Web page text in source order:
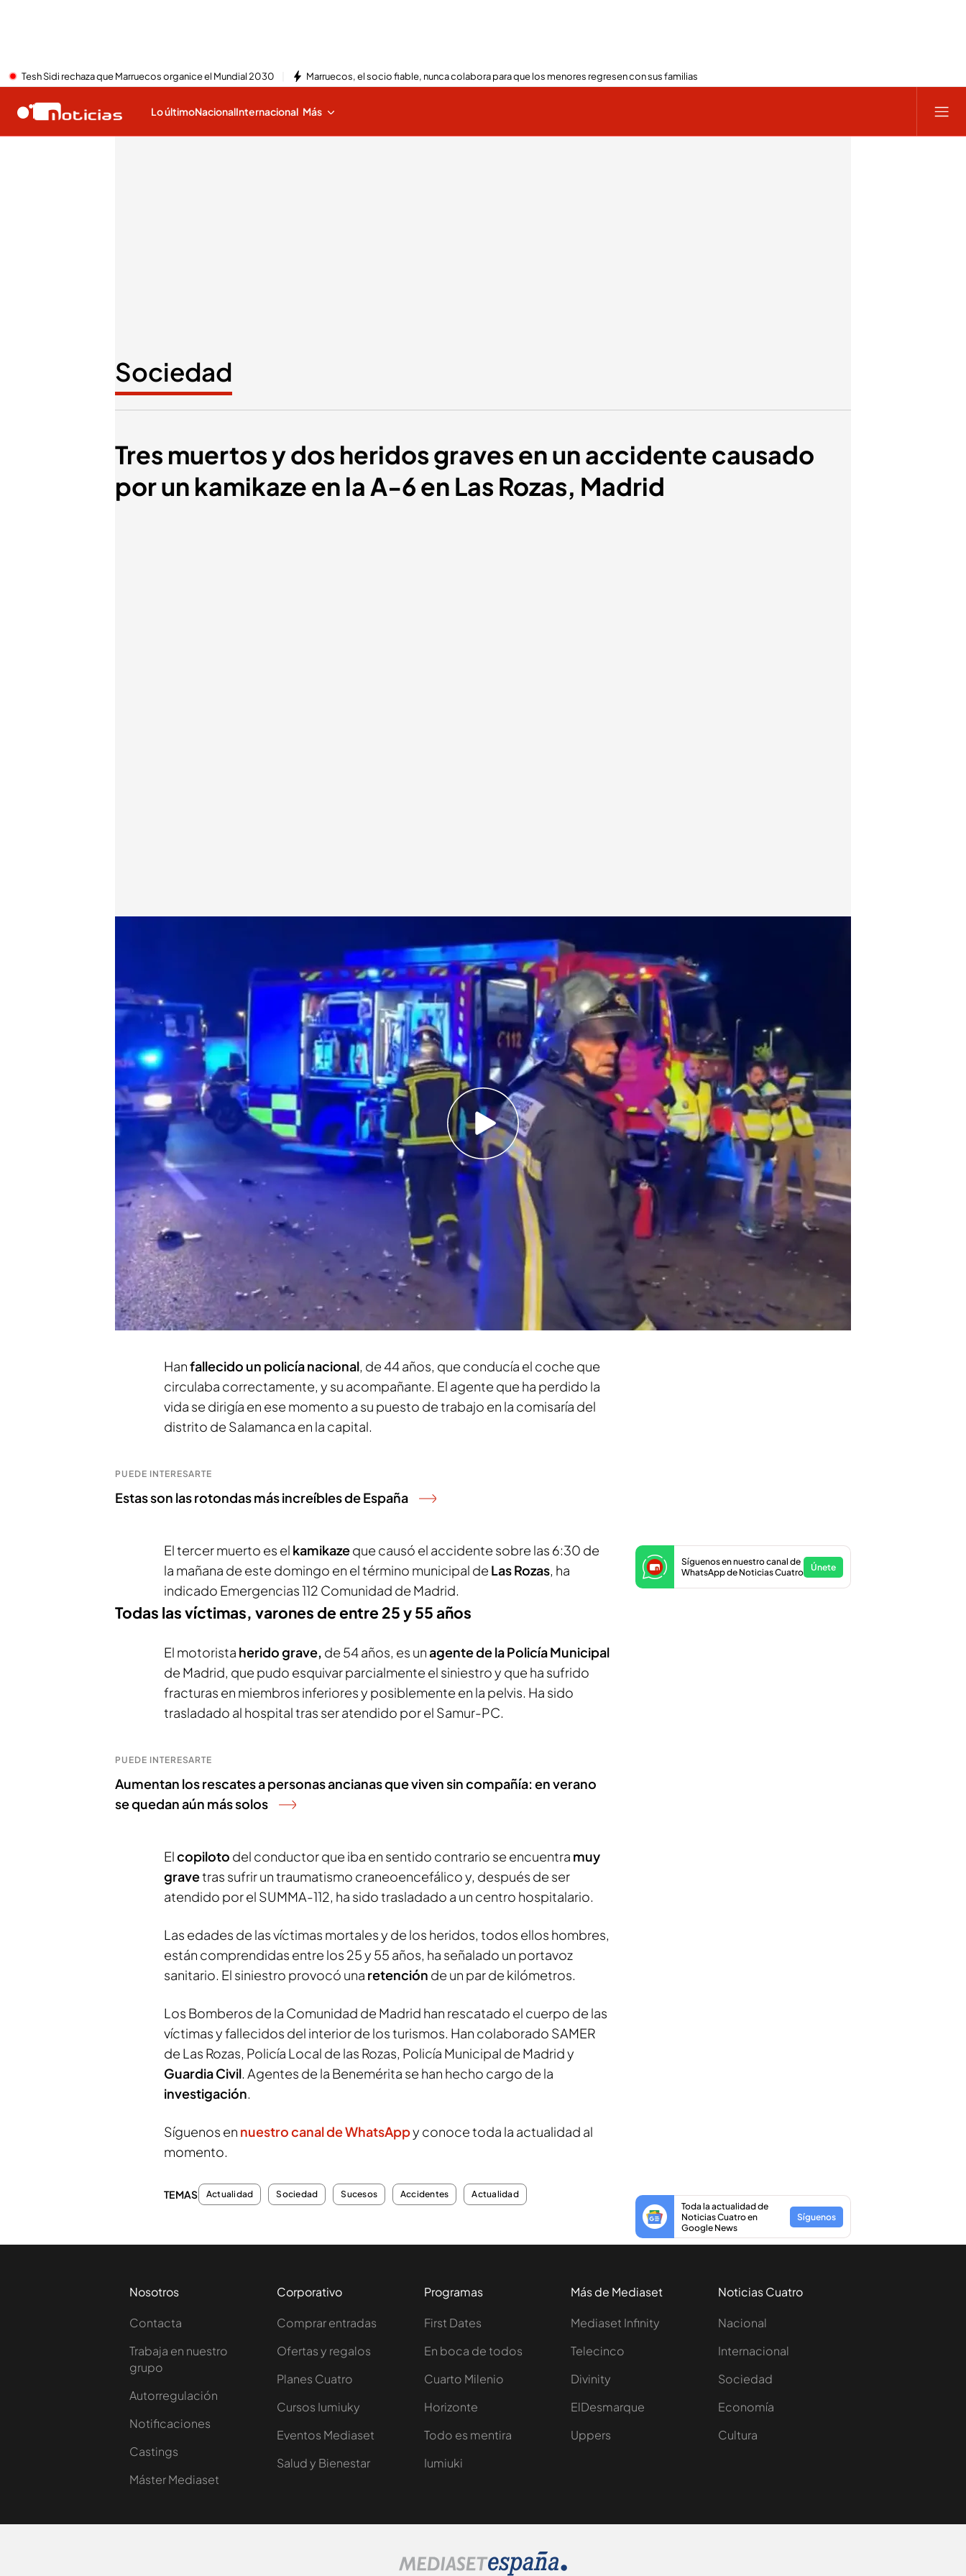
Tesh Sidi rechaza que Marruecos organice el Mundial 2030 Marruecos, el socio fiable, nunca colabora para que los menores regresen con sus familias
Lo últimoNacionalInternacional Más
Sociedad
Tres muertos y dos heridos graves en un accidente causado
por un kamikaze en la A-6 en Las Rozas, Madrid
Dos de los fallecidos son un agente de la Policía Nacional, que se dirigía
a trabajar, y su acompañante
El motorista que ha resultado herido grave en el siniestro es un agente
de la Policía Municipal de Madrid
Un menor de 9 años, crítico tras ser atropellado por un conductor de
17 años en Aviá, Barcelona
Compartir
Unchoque frontal ha causado tres muertos(uno de ellos policía nacional)
y dos heridos graves (uno de ellos policía municipal) en el kilómetro 20 de
laA-6 , en sentido de entrada a Madrid , provocado por un vehículo que
circulaba en sentido contrario y que ha colisionado contra otro turismo y
una moto, según informa Silvia López .
Hanfallecido un policía nacional, de 44 años, que conducía el coche que
circulaba correctamente, y su acompañante. El agente que ha perdido la
vida se dirigía en ese momento a su puesto de trabajo en la comisaría del
distrito de Salamanca en la capital.
PUEDE INTERESARTE
Estas son las rotondas más increíbles de España
El tercer muerto es el kamikazeque causó el accidente sobre las 6:30 de
la mañana de este domingo en el término municipal de Las Rozas, ha
indicado Emergencias 112 Comunidad de Madrid.
Todas las víctimas, varones de entre 25 y 55 años
El motorista herido grave, de 54 años, es unagente de la Policía Municipal
de Madrid, que pudo esquivar parcialmente el siniestro y que ha sufrido
fracturas en miembros inferiores y posiblemente en la pelvis. Ha sido
trasladado al hospital tras ser atendido por el Samur-PC.
PUEDE INTERESARTE
Aumentan los rescates a personas ancianas que viven sin compañía: en verano
se quedan aún más solos
Elcopiloto del conductor que iba en sentido contrario se encuentra muy
gravetras sufrir un traumatismo craneoencefálico y, después de ser
atendido por el SUMMA-112, ha sido trasladado a un centro hospitalario.
Síguenos en nuestro canal de
WhatsApp de Noticias Cuatro
Únete
Las edades de las víctimas mortales y de los heridos, todos ellos hombres,
están comprendidas entre los 25 y 55 años, ha señalado un portavoz
sanitario. El siniestro provocó una retención de un par de kilómetros.
Toda la actualidad de
Noticias Cuatro en
Google News
Síguenos
Los Bomberos de la Comunidad de Madrid han rescatado el cuerpo de las
víctimas y fallecidos del interior de los turismos. Han colaborado SAMER
de Las Rozas, Policía Local de las Rozas, Policía Municipal de Madrid y
Guardia Civil. Agentes de la Benemérita se han hecho cargo de la
investigación.
Síguenos en nuestro canal de WhatsAppy conoce toda la actualidad al
momento.
TEMAS Actualidad Sociedad Sucesos Accidentes Actualidad
Nosotros
Contacta
Trabaja en nuestro
grupo
Autorregulación
Notificaciones
Castings
Máster Mediaset
Corporativo
Comprar entradas
Ofertas y regalos
Planes Cuatro
Cursos Iumiuky
Eventos Mediaset
Salud y Bienestar
Programas
First Dates
En boca de todos
Cuarto Milenio
Horizonte
Todo es mentira
Iumiuki
Más de Mediaset
Mediaset Infinity
Telecinco
Divinity
ElDesmarque
Uppers
Noticias Cuatro
Nacional
Internacional
Sociedad
Economía
Cultura